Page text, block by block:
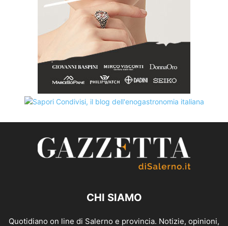
CHI SIAMO
Quotidiano on line di Salerno e provincia. Notizie, opinioni,